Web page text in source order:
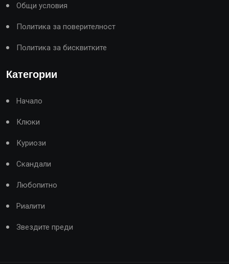
Общи условия
Политика за поверителност
Политика за бисквитките
Категории
Начало
Клюки
Куриози
Скандали
Любопитно
Риалити
Звездите преди